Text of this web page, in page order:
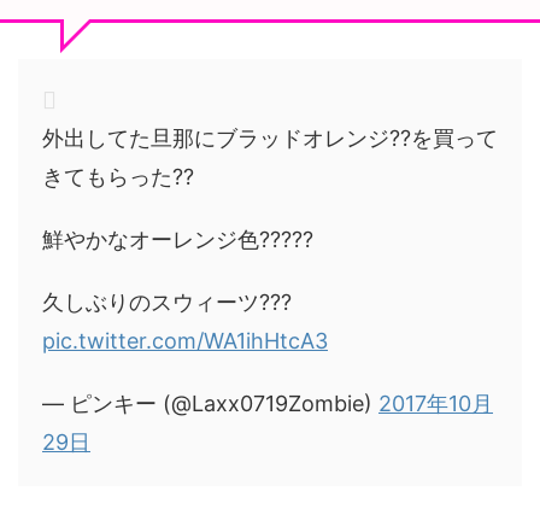
外出してた旦那にブラッドオレンジ??を買って
きてもらった??
鮮やかなオーレンジ色?????
久しぶりのスウィーツ???
pic.twitter.com/WA1ihHtcA3
— ピンキー (@Laxx0719Zombie) 2017年10月
29日